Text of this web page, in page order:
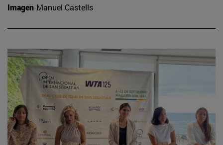
Imagen Manuel Castells